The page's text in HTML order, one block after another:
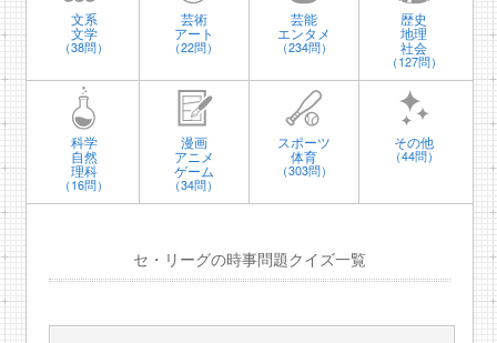
文系
文学
（38問）
芸術
アート
（22問）
芸能
エンタメ
（234問）
歴史
地理
社会
（127問）
科学
自然
理科
（16問）
漫画
アニメ
ゲーム
（34問）
スポーツ
体育
（303問）
その他
（44問）
セ・リーグの時事問題クイズ一覧